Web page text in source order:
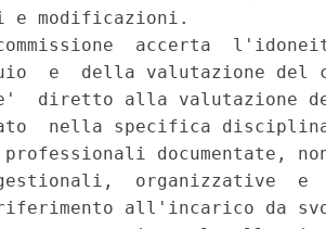
e modificazioni.
accerta
e  della valutazione del
diretto alla valutazione
nella specifica
professionali documentate,
organizzative  e
all'incarico da